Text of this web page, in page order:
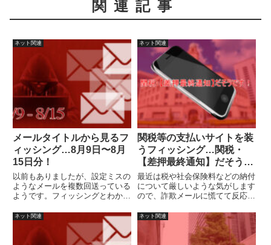
関連記事
ネット関連
メールタイトルから見るフ
ィッシング…8月9日〜8月
15日分！
以前もありましたが、設定ミスの
ようなメールを複数回送っている
ようです。フィッシングとわかり
ネット関連
関税等の支払いサイトを装
うフィッシング…関税・
【差押最終通知】だそうで
す！
最近は税や社会保険料などの納付
について厳しいような気がします
ので、詐欺メールに慌てて反応し
ネット関連 ネット関連